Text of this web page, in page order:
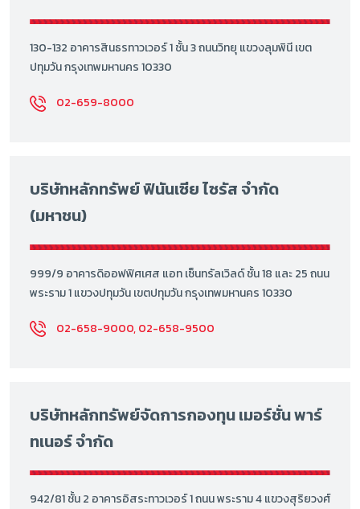
130-132 อาคารสินธรทาวเวอร์ 1 ชั้น 3 ถนนวิทยุ แขวงลุมพินี เขต
ปทุมวัน กรุงเทพมหานคร 10330
02-659-8000
บริษัทหลักทรัพย์ ฟินันเซีย ไซรัส จำกัด
(มหาชน)
999/9 อาคารดิออฟฟิศเศส แอท เซ็นทรัลเวิลด์ ชั้น 18 และ 25 ถนน
พระราม 1 แขวงปทุมวัน เขตปทุมวัน กรุงเทพมหานคร 10330
02-658-9000, 02-658-9500
บริษัทหลักทรัพย์จัดการกองทุน เมอร์ชั่น พาร์
ทเนอร์ จำกัด
942/81 ชั้น 2 อาคารอิสระทาวเวอร์ 1 ถนน พระราม 4 แขวงสุริยวงศ์